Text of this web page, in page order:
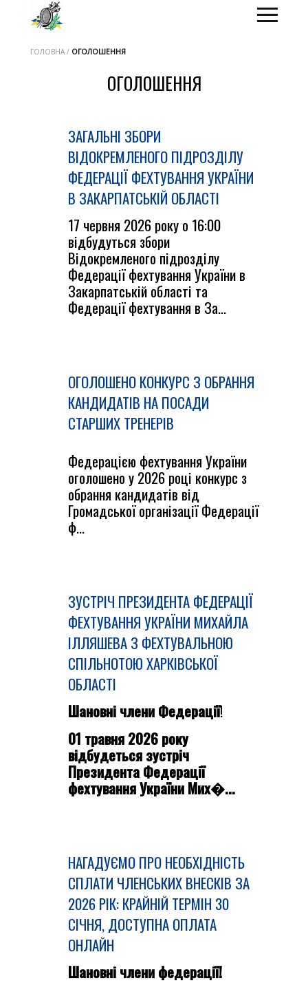
ГОЛОВНА / ОГОЛОШЕННЯ
ОГОЛОШЕННЯ
ЗАГАЛЬНІ ЗБОРИ
ВІДОКРЕМЛЕНОГО ПІДРОЗДІЛУ
ФЕДЕРАЦІЇ ФЕХТУВАННЯ УКРАЇНИ
В ЗАКАРПАТСЬКІЙ ОБЛАСТІ
17 червня 2026 року о 16:00
відбудуться збори
Відокремленого підрозділу
Федерації фехтування України в
Закарпатській області та
Федерації фехтування в За...
ОГОЛОШЕНО КОНКУРС З ОБРАННЯ
КАНДИДАТІВ НА ПОСАДИ
СТАРШИХ ТРЕНЕРІВ
Федерацією фехтування України
оголошено у 2026 році конкурс з
обрання кандидатів від
Громадської організації Федерації
ф...
ЗУСТРІЧ ПРЕЗИДЕНТА ФЕДЕРАЦІЇ
ФЕХТУВАННЯ УКРАЇНИ МИХАЙЛА
ІЛЛЯШЕВА З ФЕХТУВАЛЬНОЮ
СПІЛЬНОТОЮ ХАРКІВСЬКОЇ
ОБЛАСТІ
Шановні члени Федерації!
01 травня 2026 року
відбудеться зустріч
Президента Федерації
фехтування України Мих�...
НАГАДУЄМО ПРО НЕОБХІДНІСТЬ
СПЛАТИ ЧЛЕНСЬКИХ ВНЕСКІВ ЗА
2026 РІК: КРАЙНІЙ ТЕРМІН 30
СІЧНЯ, ДОСТУПНА ОПЛАТА
ОНЛАЙН
Шановні члени федерації!